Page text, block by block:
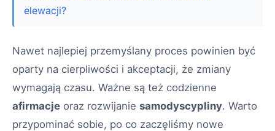
elewacji?
Nawet najlepiej przemyślany proces powinien być
oparty na cierpliwości i akceptacji, że zmiany
wymagają czasu. Ważne są też codzienne
afirmacje oraz rozwijanie samodyscypliny. Warto
przypominać sobie, po co zaczęliśmy nowe